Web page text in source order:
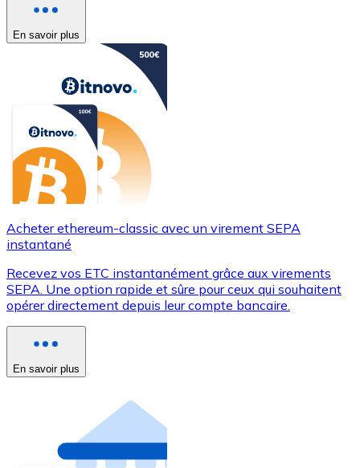
En savoir plus
Acheter ethereum-classic avec un virement SEPA
instantané
Recevez vos ETC instantanément grâce aux virements
SEPA. Une option rapide et sûre pour ceux qui souhaitent
opérer directement depuis leur compte bancaire.
En savoir plus